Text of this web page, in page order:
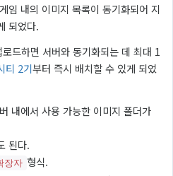
임 내의 이미지 목록이 동기화되어 지
되었다.
드하면 서버와 동기화되는 데 최대 1
티 2기부터 즉시 배치할 수 있게 되었
내에서 사용 가능한 이미지 폴더가
된다.
자 형식.